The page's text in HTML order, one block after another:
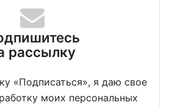
рассылку
«Подписаться», я даю свое
моих персональных